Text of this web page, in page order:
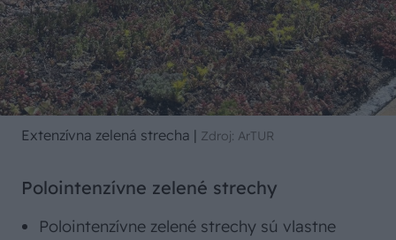
Extenzívna zelená strecha | Zdroj: ArTUR
Polointenzívne zelené strechy
Polointenzívne zelené strechy sú vlastne